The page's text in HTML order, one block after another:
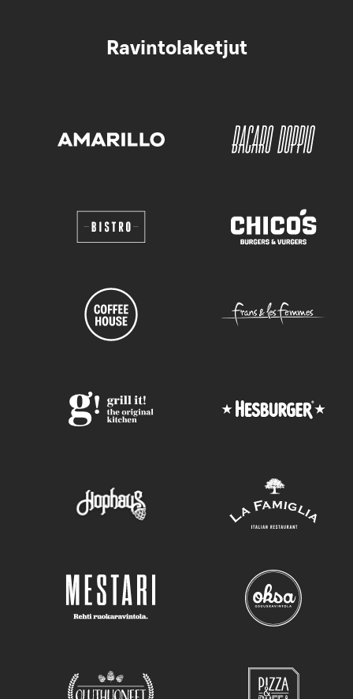
Ravintolaketjut